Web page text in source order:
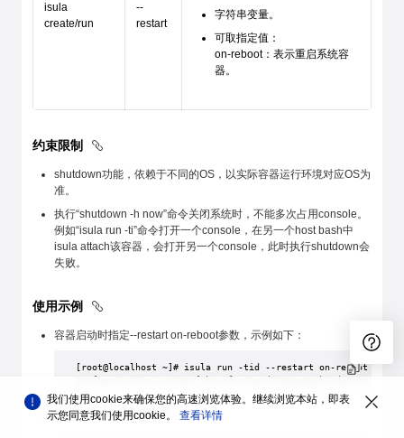
isula
create/run
--
restart
字符串变量。
可取指定值：
on-reboot：表示重启系统容
器。
约束限制
shutdown功能，依赖于不同的OS，以实际容器运行环境对应OS为
准。
执行“shutdown -h now”命令关闭系统时，不能多次占用console。
例如“isula run -ti”命令打开一个console，在另一个host bash中
isula attach该容器，会打开另一个console，此时执行shutdown会
失败。
使用示例
容器启动时指定--restart on-reboot参数，示例如下：
[root@localhost ~]# isula run -tid --restart on-reboot --
进入容器执行reboot命令：
我们使用cookie来确保您的高速浏览体验。继续浏览本站，即表
示您同意我们使用cookie。 查看详情